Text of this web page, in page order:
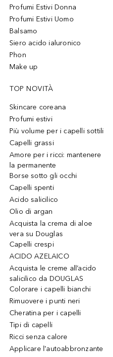
Profumi Estivi Donna
Profumi Estivi Uomo
Balsamo
Siero acido ialuronico
Phon
Make up
TOP NOVITÀ
Skincare coreana
Profumi estivi
Più volume per i capelli sottili
Capelli grassi
Amore per i ricci: mantenere
la permanente
Borse sotto gli occhi
Capelli spenti
Acido salicilico
Olio di argan
Acquista la crema di aloe
vera su Douglas
Capelli crespi
ACIDO AZELAICO
Acquista le creme all’acido
salicilico da DOUGLAS
Colorare i capelli bianchi
Rimuovere i punti neri
Cheratina per i capelli
Tipi di capelli
Ricci senza calore
Applicare l'autoabbronzante